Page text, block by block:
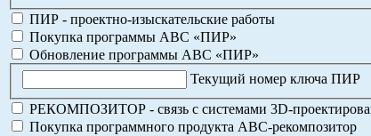
ПИР - проектно-изыскательские работы
Покупка программы АВС «ПИР»
Обновление программы АВС «ПИР»
Текущий номер ключа ПИР
РЕКОМПОЗИТОР - связь с системами 3D-
Покупка программного продукта АВС-рекомпозитор